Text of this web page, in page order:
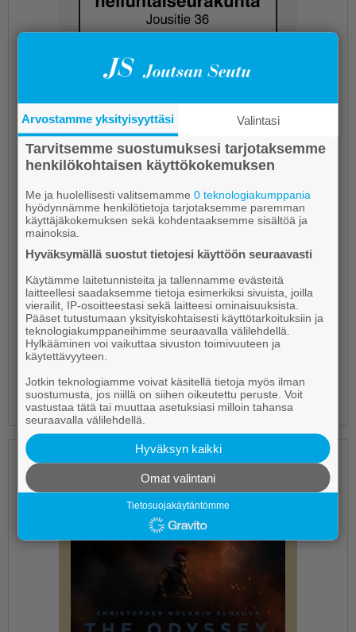
Tykkään, todella mukavaa puuhaa!
En ole vielä kokeillut, niin en osaa sanoa.
Voisin kyllä harkita lähteväni pelaamaan.
Ei ole minun juttuni.
Arvostamme yksityisyyttäsi Valintasi
Tarvitsemme suostumuksesi tarjotaksemme
henkilökohtaisen käyttökokemuksen
Me ja huolellisesti valitsemamme0 teknologiakumppania
hyödynnämme henkilötietoja tarjotaksemme paremman
käyttäjäkokemuksen sekä kohdentaaksemme sisältöä ja
mainoksia.
Hyväksymällä suostut tietojesi käyttöön seuraavasti
Käytämme laitetunnisteita ja tallennamme evästeitä
laitteellesi saadaksemme tietoja esimerkiksi sivuista, joilla
vierailit, IP-osoitteestasi sekä laitteesi ominaisuuksista.
Pääset tutustumaan yksityiskohtaisesti käyttötarkoituksiin ja
teknologiakumppaneihimme seuraavalla välilehdellä.
Hylkääminen voi vaikuttaa sivuston toimivuuteen ja
käytettävyyteen.
Jotkin teknologiamme voivat käsitellä tietoja myös ilman
suostumusta, jos niillä on siihen oikeutettu peruste. Voit
vastustaa tätä tai muuttaa asetuksiasi milloin tahansa
seuraavalla välilehdellä.
Hyväksyn kaikki
Omat valintani
Tietosuojakäytäntömme